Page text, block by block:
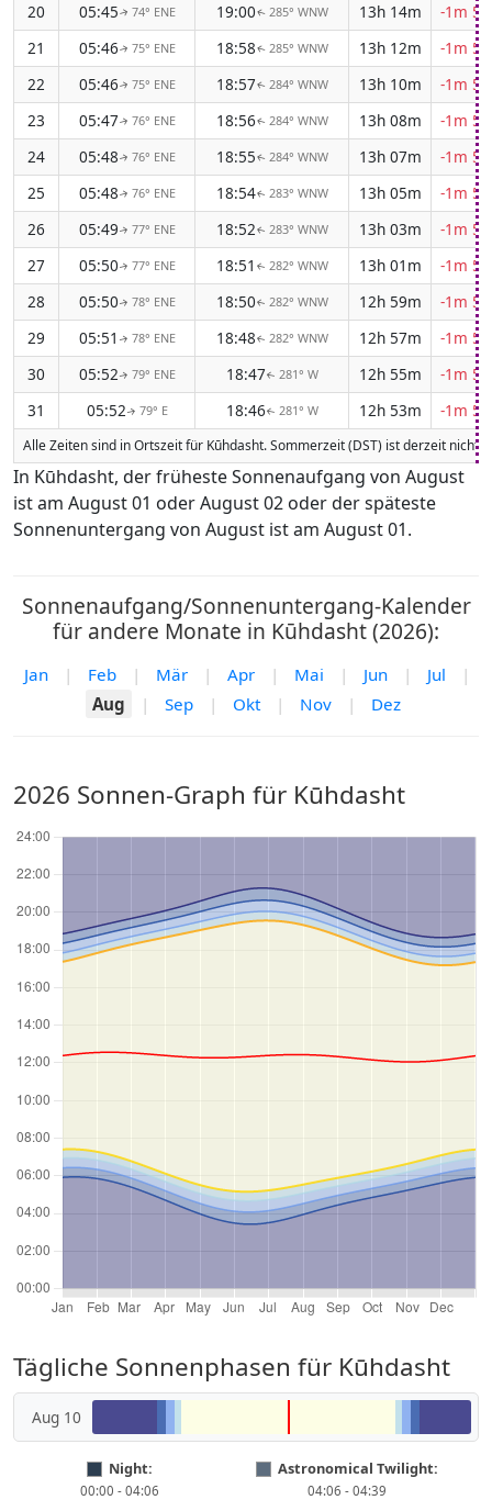
20
05:45↑ 74° ENE 19:00↑ 285° WNW 13h 14m
-1m
21
05:46↑ 75° ENE 18:58↑ 285° WNW 13h 12m
-1m
22
05:46↑ 75° ENE 18:57↑ 284° WNW 13h 10m
-1m
23
05:47↑ 76° ENE 18:56↑ 284° WNW 13h 08m
-1m
24
05:48↑ 76° ENE 18:55↑ 284° WNW 13h 07m
-1m
25
05:48↑ 76° ENE 18:54↑ 283° WNW 13h 05m
-1m
26
05:49↑ 77° ENE 18:52↑ 283° WNW 13h 03m
-1m
27
05:50↑ 77° ENE 18:51 ↑ 282° WNW 13h 01m
-1m
28
05:50↑ 78° ENE 18:50↑ 282° WNW 12h 59m
-1m
29
05:51 ↑ 78° ENE 18:48↑ 282° WNW 12h 57m
-1m
30
05:52↑ 79° ENE 18:47↑ 281° W 12h 55m
-1m
31
05:52↑ 79° E 18:46↑ 281° W 12h 53m -1m
Alle Zeiten sind in Ortszeit für Kūhdasht. Sommerzeit (DST) ist derzeit nicht
In Kūhdasht, der früheste Sonnenaufgang von August
ist am August 01 oder August 02 oder der späteste
Sonnenuntergang von August ist am August 01.
Sonnenaufgang/Sonnenuntergang-Kalender
für andere Monate in Kūhdasht (2026):
Jan | Feb | Mär | Apr | Mai | Jun | Jul
|
Aug
| Sep | Okt | Nov | Dez
2026 Sonnen-Graph für Kūhdasht
Tägliche Sonnenphasen für Kūhdasht
Aug 10
Night:
00:00 - 04:06
Astronomical Twilight:
04:06 - 04:39